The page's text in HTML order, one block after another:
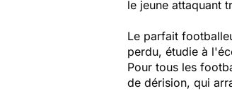
le jeune attaquant
Le parfait
perdu, étudie à
Pour tous les
de dérision, qui